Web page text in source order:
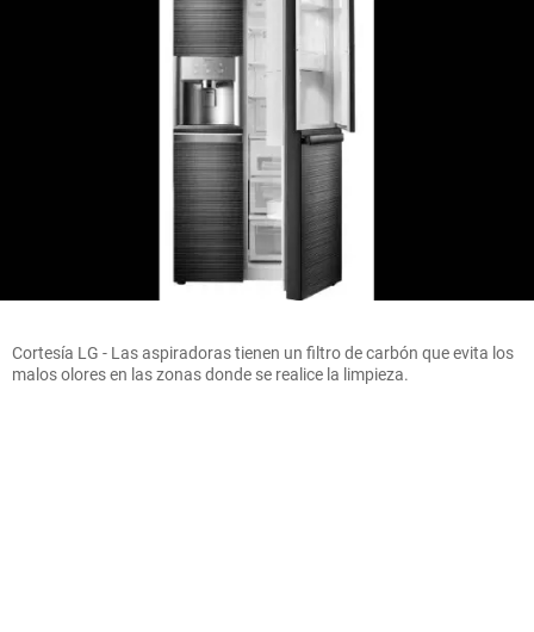
Cortesía LG - Las aspiradoras tienen un filtro de carbón que evita los
malos olores en las zonas donde se realice la limpieza.